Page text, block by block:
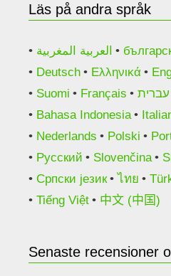
Läs på andra språk
العربية المغربية
Deutsch
Ελληνικά
Suomi
Français עברית
Bahasa Indonesia
Nederlands
Polski
Русский
Slovenčina
Српски језик
ไทย
Tiếng Việt
中文 (中国)
Senaste recensioner